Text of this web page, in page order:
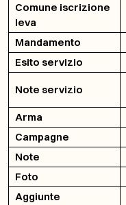
Comune iscrizione
leva
Mandamento
Esito servizio
Note servizio
Arma
Campagne
Note
Foto
Aggiunte